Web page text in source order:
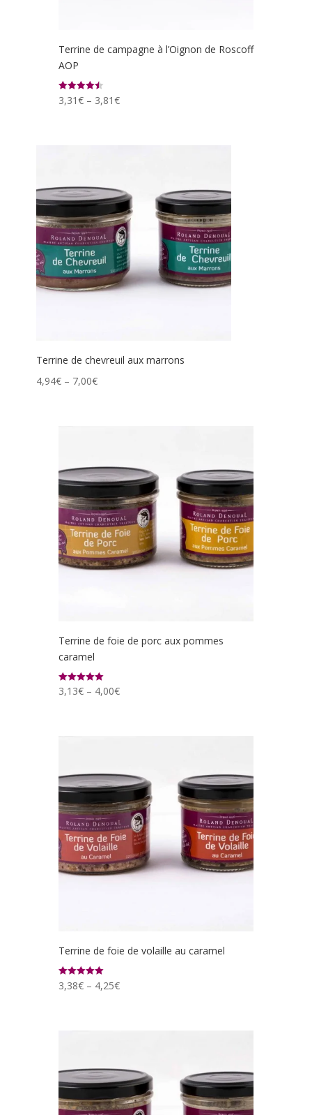
Terrine de campagne à l’Oignon de Roscoff
AOP
Note
4.50
3,31€ – 3,81€
Terrine de chevreuil aux marrons
4,94€ – 7,00€
Terrine de foie de porc aux pommes
caramel
Note
5.00
3,13€ – 4,00€
Terrine de foie de volaille au caramel
Note
5.00
3,38€ – 4,25€